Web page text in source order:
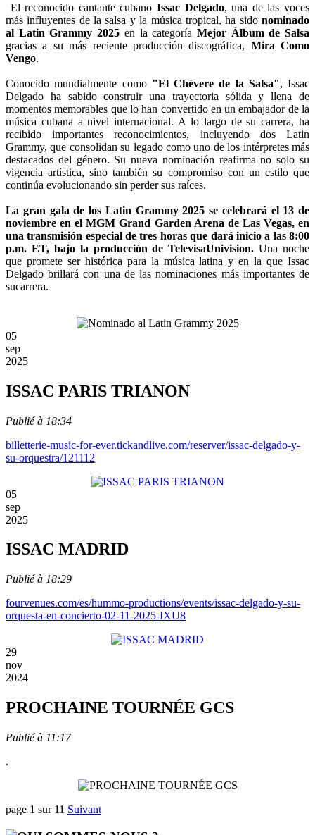
El reconocido cantante cubano Issac Delgado, una de las voces
más influyentes de la salsa y la música tropical, ha sido nominado
al Latin Grammy 2025 en la categoría Mejor Álbum de Salsa
gracias a su más reciente producción discográfica, Mira Como
Vengo.
Conocido mundialmente como "El Chévere de la Salsa", Issac
Delgado ha sabido construir una trayectoria sólida y llena de
momentos memorables que lo han convertido en un embajador de la
música cubana a nivel internacional. A lo largo de su carrera, ha
recibido importantes reconocimientos, incluyendo dos Latin
Grammy, que consolidan su legado como uno de los intérpretes más
destacados del género. Su nueva nominación reafirma no solo su
vigencia artística, sino también su compromiso con un estilo que
continúa evolucionando sin perder sus raíces.
La gran gala de los Latin Grammy 2025 se celebrará el 13 de
noviembre en el MGM Grand Garden Arena de Las Vegas, en
una transmisión especial de tres horas que dará inicio a las 8:00
p.m. ET, bajo la producción de TelevisaUnivision.Una noche
que promete ser histórica para la música latina y en la que Issac
Delgado brillará con una de las nominaciones más importantes de
sucarrera.
05
sep
2025
ISSAC PARIS TRIANON
Publié à 18:34
billetterie-music-for-ever.tickandlive.com/reserver/issac-delgado-y-
su-orquestra/121112
05
sep
2025
ISSAC MADRID
Publié à 18:29
fourvenues.com/es/hummo-productions/events/issac-delgado-y-su-
orquesta-en-concierto-02-11-2025-IXU8
29
nov
2024
PROCHAINE TOURNÉE GCS
Publié à 11:17
.
page 1 sur 11 Suivant